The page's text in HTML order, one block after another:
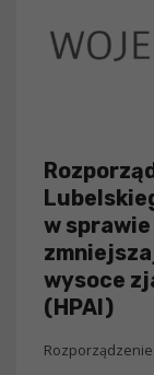
w
wysoce
(HPAI)